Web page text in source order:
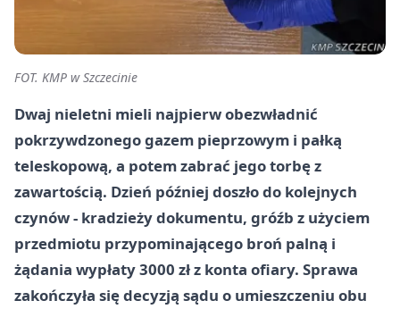
FOT. KMP w Szczecinie
Dwaj nieletni mieli najpierw obezwładnić
pokrzywdzonegogazem pieprzowym i pałką
teleskopową, a potem zabrać jego torbę z
zawartością. Dzień później doszło do kolejnych
czynów - kradzieży dokumentu, gróźb z użyciem
przedmiotu przypominającego broń palną i
żądania wypłaty 3000 zł z konta ofiary. Sprawa
zakończyła się decyzją sądu o umieszczeniu obu